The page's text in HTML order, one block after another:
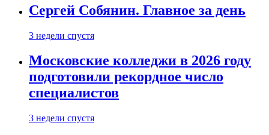
Сергей Собянин. Главное за день
3 недели спустя
Московские колледжи в 2026 году
подготовили рекордное число
специалистов
3 недели спустя